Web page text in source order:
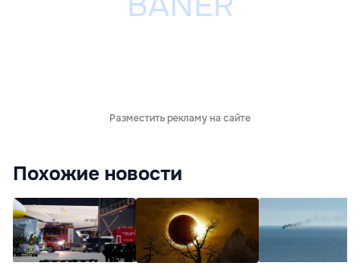
Разместить рекламу на сайте
Похожие новости